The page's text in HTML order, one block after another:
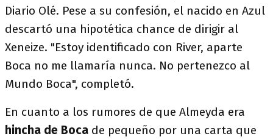
Diario Olé. Pese a su confesión, el nacido en Azul
descartó una hipotética chance de dirigir al
Xeneize. "Estoy identificado con River, aparte
Boca no me llamaría nunca. No pertenezco al
Mundo Boca", completó.
En cuanto a los rumores de que Almeyda era
hincha de Boca de pequeño por una carta que